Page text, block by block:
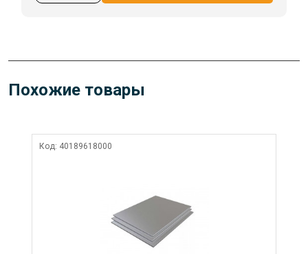
Похожие товары
Код: 40189618000